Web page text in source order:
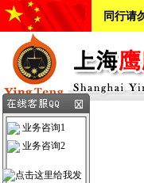
同行请
业务咨询1
业务咨询2